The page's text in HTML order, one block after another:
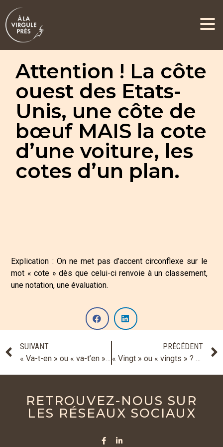
Attention ! La côte
ouest des Etats-
Unis, une côte de
bœuf MAIS la cote
d’une voiture, les
cotes d’un plan.
Explication : On ne met pas d’accent circonflexe sur le
mot « cote » dès que celui-ci renvoie à un classement,
une notation, une évaluation.
SUIVANT
« Va-t-en » ou « va-t’en » ?
PRÉCÉDENT
« Vingt » ou « vingts » ? « Cent » ou « cents » ?
RETROUVEZ-NOUS SUR
LES RÉSEAUX SOCIAUX